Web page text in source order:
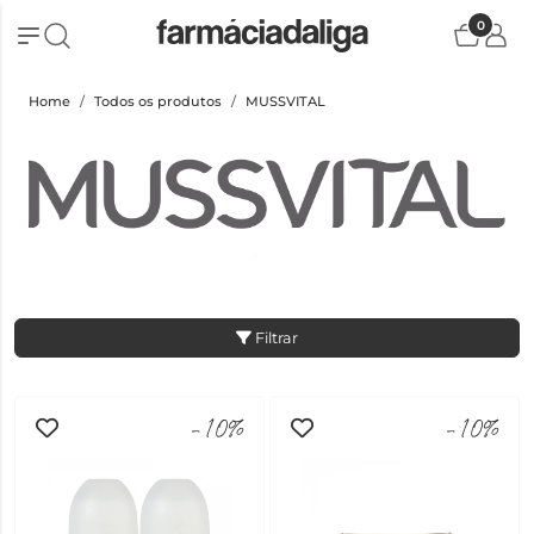
0
Home Todos os produtos MUSSVITAL
Filtrar
-10% -10%